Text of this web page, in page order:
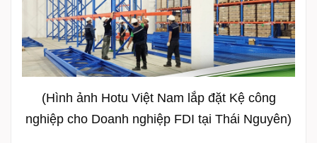
(Hình ảnh Hotu Việt Nam lắp đặt Kệ công
nghiệp cho Doanh nghiệp FDI tại Thái Nguyên)